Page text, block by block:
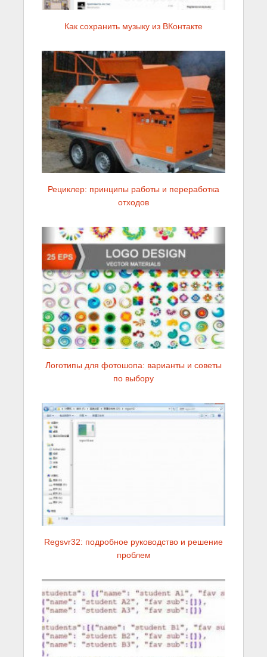
Как сохранить музыку из ВКонтакте
Рециклер: принципы работы и переработка
отходов
Логотипы для фотошопа: варианты и советы
по выбору
Regsvr32: подробное руководство и решение
проблем